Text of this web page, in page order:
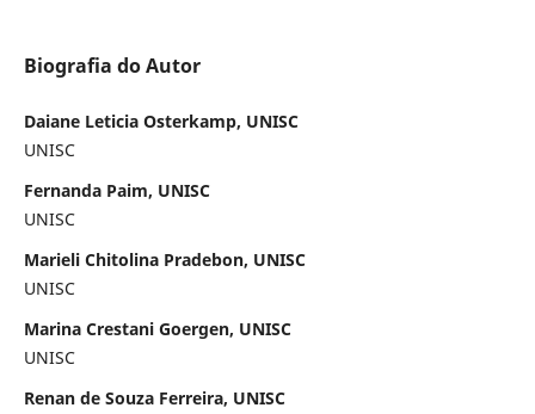
Biografia do Autor
Daiane Leticia Osterkamp, UNISC
UNISC
Fernanda Paim, UNISC
UNISC
Marieli Chitolina Pradebon, UNISC
UNISC
Marina Crestani Goergen, UNISC
UNISC
Renan de Souza Ferreira, UNISC